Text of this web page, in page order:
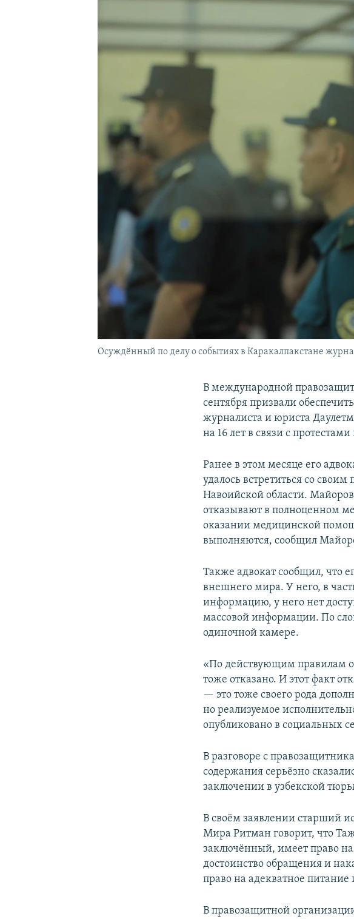
Осуждённый по делу о событиях в Каракалпакстане
В международной
сентября призвали
журналиста и юриста
на 16 лет в связи с
Ранее в этом месяце его
удалось встретиться со
Навоийской области.
отказывают в полноценном
оказании медицинской
выполняются, сообщил
Также адвокат сообщил, что
внешнего мира. У него, в
информацию, у него нет
массовой информации. По
одиночной камере.
«По действующим правилам
тоже отказано. И этот факт
— это тоже своего рода
но реализуемое
опубликовано в социальных
В разговоре с
содержания серьёзно
заключении в узбекской
В своём заявлении старший
Мира Ритман говорит, что
заключённый, имеет право
достоинство обращения и
право на адекватное
В правозащитной